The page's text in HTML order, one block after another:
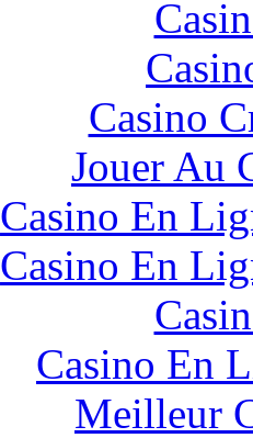
Casino
Jouer Au
Casino En
Casino En
Casino En
Meilleur